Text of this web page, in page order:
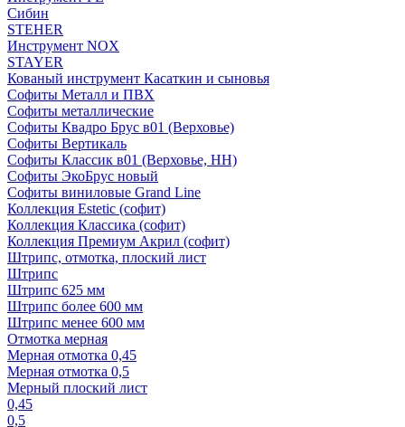
Сибин
STEHER
Инструмент NOX
STAYER
Кованый инструмент Касаткин и сыновья
Софиты Металл и ПВХ
Софиты металлические
Софиты Квадро Брус в01 (Верховье)
Софиты Вертикаль
Софиты Классик в01 (Верховье, НН)
Софиты ЭкоБрус новый
Софиты виниловые Grand Line
Коллекция Estetic (софит)
Коллекция Классика (софит)
Коллекция Премиум Акрил (софит)
Штрипс, отмотка, плоский лист
Штрипс
Штрипс 625 мм
Штрипс более 600 мм
Штрипс менее 600 мм
Отмотка мерная
Мерная отмотка 0,45
Мерная отмотка 0,5
Мерный плоский лист
0,45
0,5